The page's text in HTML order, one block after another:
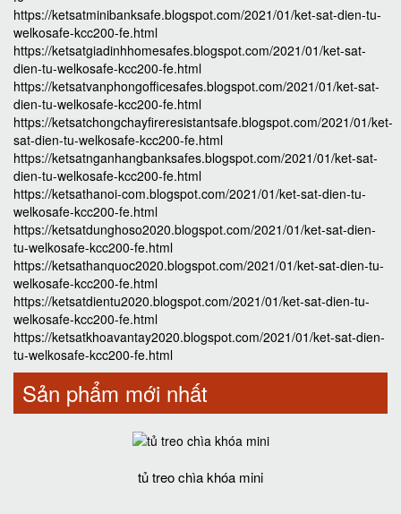
https://ketsatminibanksafe.blogspot.com/2021/01/ket-sat-dien-tu-
welkosafe-kcc200-fe.html
https://ketsatgiadinhhomesafes.blogspot.com/2021/01/ket-sat-
dien-tu-welkosafe-kcc200-fe.html
https://ketsatvanphongofficesafes.blogspot.com/2021/01/ket-sat-
dien-tu-welkosafe-kcc200-fe.html
https://ketsatchongchayfireresistantsafe.blogspot.com/2021/01/ket-
sat-dien-tu-welkosafe-kcc200-fe.html
https://ketsatnganhangbanksafes.blogspot.com/2021/01/ket-sat-
dien-tu-welkosafe-kcc200-fe.html
https://ketsathanoi-com.blogspot.com/2021/01/ket-sat-dien-tu-
welkosafe-kcc200-fe.html
https://ketsatdunghoso2020.blogspot.com/2021/01/ket-sat-dien-
tu-welkosafe-kcc200-fe.html
https://ketsathanquoc2020.blogspot.com/2021/01/ket-sat-dien-tu-
welkosafe-kcc200-fe.html
https://ketsatdientu2020.blogspot.com/2021/01/ket-sat-dien-tu-
welkosafe-kcc200-fe.html
https://ketsatkhoavantay2020.blogspot.com/2021/01/ket-sat-dien-
tu-welkosafe-kcc200-fe.html
Sản phẩm mới nhất
tủ treo chìa khóa mini